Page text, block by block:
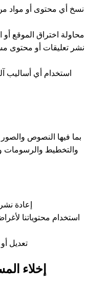
نسخ أي محتوى أو مواد
محاولة اختراق الموقع
نشر تعليقات أو محتوى
استخدام أي أساليب
والتخطيط والرسومات
إعادة
استخدام محتوياتنا
تعديل